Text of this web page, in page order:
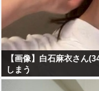
【画像】白石麻衣さん
しまう